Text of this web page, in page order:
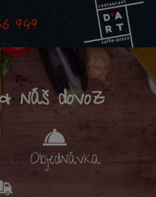
949
náš dovoz
2. Objednávka